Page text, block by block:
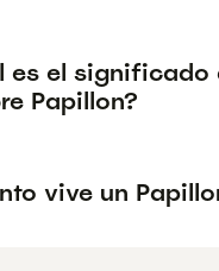
es el significado
Papillon?
vive un